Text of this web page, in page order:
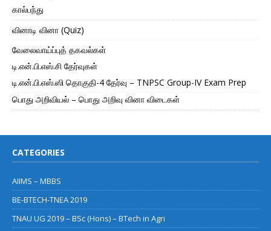
கால்பந்து
வினாடி வினா (Quiz)
வேலைவாய்ப்புத் தகவல்கள்
டி.என்.பி.எஸ்.சி தேர்வுகள்
டி.என்.பி.எஸ்.ஸி தொகுதி-4 தேர்வு – TNPSC Group-IV Exam Prep
பொது அறிவியல் – பொது அறிவு வினா விடைகள்
CATEGORIES
AIIMS – MBBS
BE-BTECH-TNEA 2019
TNAU UG 2019 – BSc (Hons) – BTech in Agri